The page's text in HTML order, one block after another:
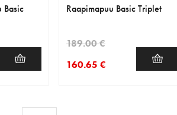
Basic
Raapimapuu Basic Triplet
160.65 €
189.00 €